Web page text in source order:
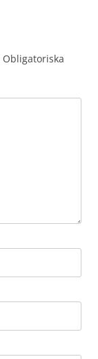
Obligatoriska